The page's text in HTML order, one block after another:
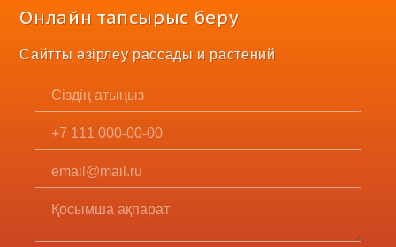
Онлайн тапсырыс беру
Сайтты әзірлеу рассады и растений